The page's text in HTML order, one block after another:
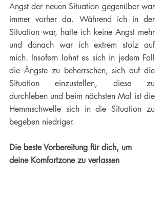
Angst der neuen Situation gegenüber war
immer vorher da. Während ich in der
Situation war, hatte ich keine Angst mehr
und danach war ich extrem stolz auf
mich. Insofern lohnt es sich in jedem Fall
die Ängste zu beherrschen, sich auf die
Situation einzustellen, diese zu
durchleben und beim nächsten Mal ist die
Hemmschwelle sich in die Situation zu
begeben niedriger.
Die beste Vorbereitung für dich, um
deine Komfortzone zu verlassen